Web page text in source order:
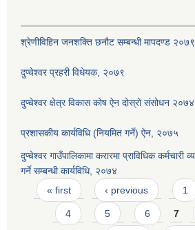
श्रेणीविहिन जनशक्ति छनौट सम्बन्धी मापदण्ड २०७९
दुप्चेश्वर प्रहरी विधेयक, २०७९
दुप्चेश्वर क्षेत्र विकास कोष ऐन दोस्रो संसोधन २०७४
प्रशासकीय कार्यविधि (नियमित गर्ने) ऐन, २०७५
दुप्चेश्वर गाउँपालिकामा करारमा प्राविधिक कर्मचारी
गर्ने सम्बन्धी कार्यविधि, २०७४
Pages
« first ‹ previous 1
4 5 6 7